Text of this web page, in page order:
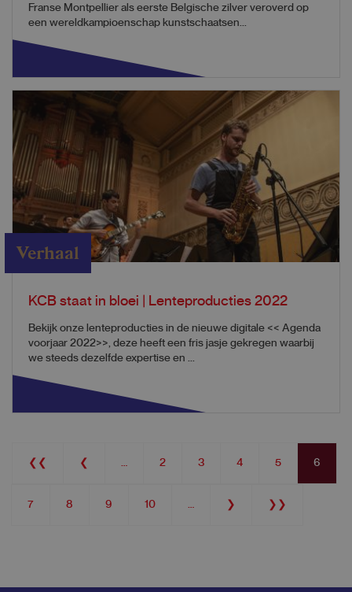
Franse Montpellier als eerste Belgische zilver veroverd op
een wereldkampioenschap kunstschaatsen...
Verhaal
KCB staat in bloei | Lenteproducties 2022
Bekijk onze lenteproducties in de nieuwe digitale << Agenda
voorjaar 2022>>, deze heeft een fris jasje gekregen waarbij
we steeds dezelfde expertise en ...
First
❮❮
Previous
❮ Page
2 Page
3 Page
4 Page
5
Current
6
Page
7 Page
8 Page
9 Page
10
Next
❯
Last
❯❯